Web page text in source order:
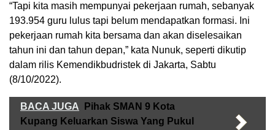
“Tapi kita masih mempunyai pekerjaan rumah, sebanyak
193.954 guru lulus tapi belum mendapatkan formasi. Ini
pekerjaan rumah kita bersama dan akan diselesaikan
tahun ini dan tahun depan,” kata Nunuk, seperti dikutip
dalam rilis Kemendikbudristek di Jakarta, Sabtu
(8/10/2022).
BACA JUGA
Pihak SMAN 9 Kota
Kupang Keluarkan Siswa Yang Pukul